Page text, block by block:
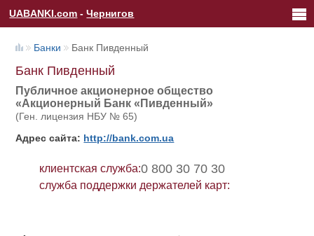
UABANKI.com -Чернигов
Банки Банк Пивденный
Банк Пивденный
Публичное акционерное общество
«Акционерный Банк «Пивденный»
(Ген. лицензия НБУ № 65)
Адрес сайта: http://bank.com.ua
клиентская служба:0 800 30 70 30
служба поддержки держателей карт: